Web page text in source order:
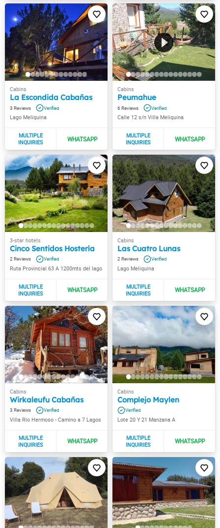
La Escondida Cabañas
3
Lago Meliquina
Peumahue
6
Calle 12 s/n Villa Meliquina
Cinco Sentidos Hostería
2
Ruta Provincial 63 A 1200mts del lago
Las Cuatro Lunas
2
Lago Meliquina
Wirkaleufu Cabañas
3
Villa Río Hermoso - Camino a 7 Lagos
Complejo Maylen
Lote 20 Y 21 Manzana A